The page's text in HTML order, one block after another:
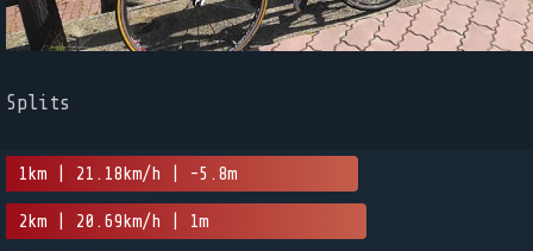
Splits
1km | 21.18km/h | -5.8m
2km | 20.69km/h | 1m